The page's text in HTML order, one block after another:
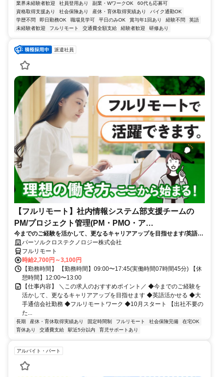
業界未経験者歓迎 社員登用あり 副業・WワークOK
60代も応募可
資格取得支援あり
社会保険あり 産休・育休取得実績あり
バイク通勤OK
学歴不問
即日勤務OK 職場見学可 平日のみOK 賞与年1回あり 経験不問
英語
未経験者歓迎
フルリモート 交通費全額支給 経験者歓迎 研修あり
派遣社員
【フルリモート】社内情報システム部支援チームの
PM/プロジェクト管理(PM・PMO・ア
シ)_N260774362
今までのご経験を活かして、更なるキャリアアップを目指せます/英語活
かせる/大手通信会社勤務/フルリモートワーク/10月スタート
パーソルクロステクノロジー株式会社
フルリモート
時給2,700円～3,100円
【勤務時間】 【勤務時間】09:00〜17:45(実働時間07時間45分) 【休
憩時間】12:00〜13:00
【仕事内容】 ＼この求人のおすすめポイント／ ◆今までのご経験を
活かして、更なるキャリアアップを目指せます ◆英語活かせる ◆大
手通信会社勤務 ◆フルリモートワーク ◆10月スタート 【出社不要の
た...
長期 産休・育休取得実績あり 固定時間制 フルリモート 社会保険完備
在宅OK
育休あり
交通費支給 駅近5分以内 育児サポートあり
アルバイト・パート